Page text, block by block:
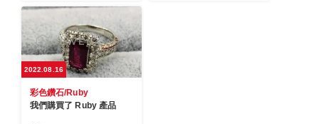
2022.08.16
彩色鑽石/Ruby
我們購買了 Ruby 產品